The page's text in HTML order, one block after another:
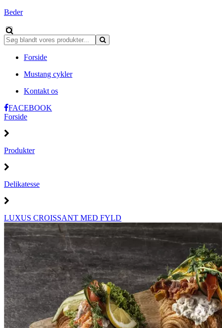
Beder
Forside
Mustang cykler
Kontakt os
FACEBOOK
Forside
Produkter
Delikatesse
LUXUS CROISSANT MED FYLD